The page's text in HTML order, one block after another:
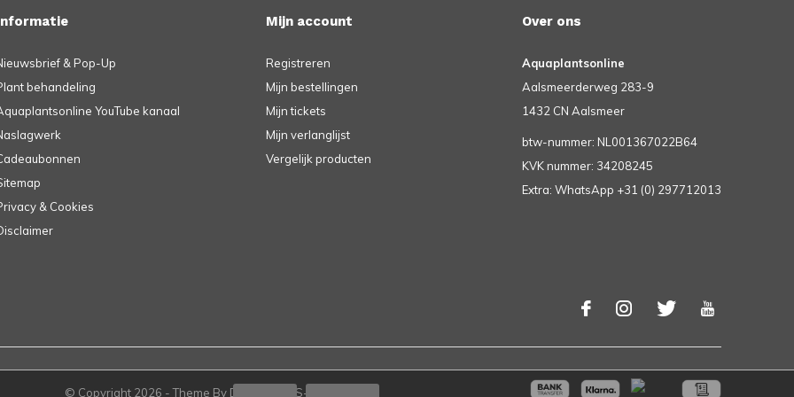
& Pop-Up
behandeling
YouTube kanaal
& Cookies
Mijn account
Registreren
Mijn bestellingen
Mijn tickets
Mijn verlanglijst
Vergelijk producten
Over ons
Aquaplantsonline
Aalsmeerderweg 283-9
1432 CN Aalsmeer
btw-nummer: NL001367022B64
KVK nummer: 34208245
Extra: WhatsApp +31 (0) 297712013
© Copyright 2026 - Theme By DMWS RSS-feed